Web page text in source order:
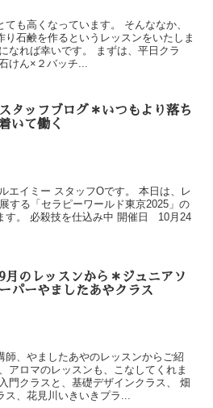
も高くなっています。 そんななか、
り石鹸を作るというレッスンをいたしま
なれば幸いです。 まずは、平日クラ
けん×２バッチ...
スタッフブログ＊いつもより落ち
いて働く
エイミー スタッフOです。 本日は、レ
する「セラピーワールド東京2025」の
す。 必殺技を仕込み中 開催日 10月24
9月のレッスンから＊ジュニアソ
ーパーやましたあやクラス
師、やましたあやのレッスンからご紹
アロマのレッスンも、こなしてくれま
門クラスと、基礎デザインクラス、 畑
ス、花見川いきいきプラ...